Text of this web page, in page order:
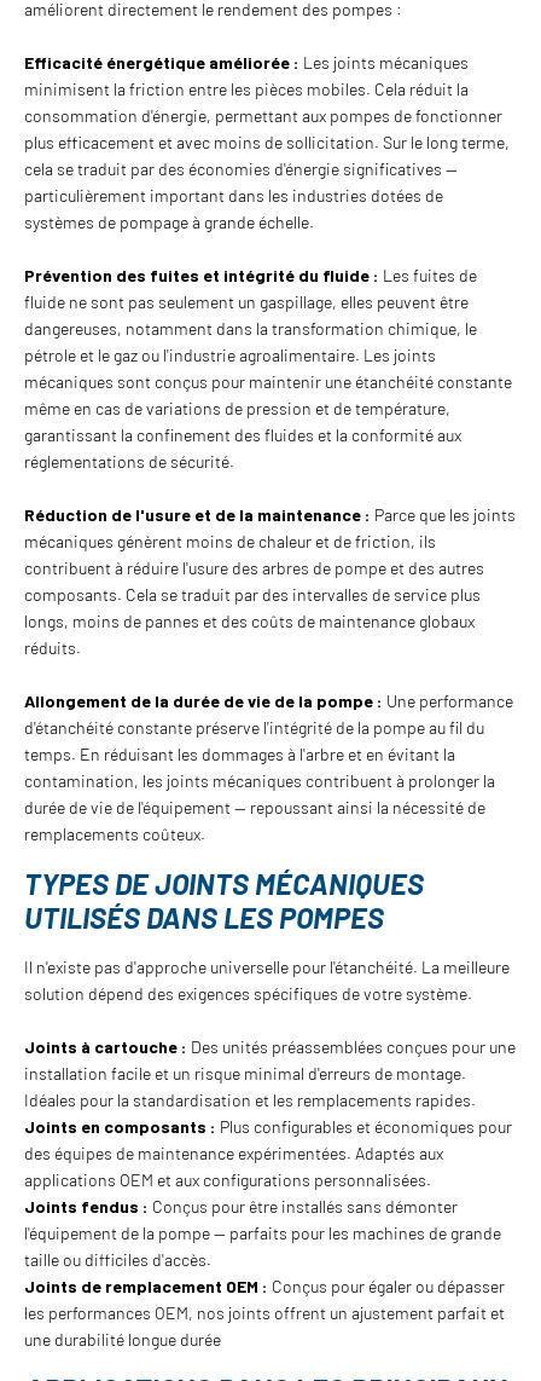
améliorent directement le rendement des pompes :
Efficacité énergétique améliorée : Les joints mécaniques
minimisent la friction entre les pièces mobiles. Cela réduit la
consommation d'énergie, permettant aux pompes de fonctionner
plus efficacement et avec moins de sollicitation. Sur le long terme,
cela se traduit par des économies d'énergie significatives —
particulièrement important dans les industries dotées de
systèmes de pompage à grande échelle.
Prévention des fuites et intégrité du fluide : Les fuites de
fluide ne sont pas seulement un gaspillage, elles peuvent être
dangereuses, notamment dans la transformation chimique, le
pétrole et le gaz ou l'industrie agroalimentaire. Les joints
mécaniques sont conçus pour maintenir une étanchéité constante
même en cas de variations de pression et de température,
garantissant la confinement des fluides et la conformité aux
réglementations de sécurité.
Réduction de l'usure et de la maintenance : Parce que les joints
mécaniques génèrent moins de chaleur et de friction, ils
contribuent à réduire l'usure des arbres de pompe et des autres
composants. Cela se traduit par des intervalles de service plus
longs, moins de pannes et des coûts de maintenance globaux
réduits.
Allongement de la durée de vie de la pompe : Une performance
d'étanchéité constante préserve l'intégrité de la pompe au fil du
temps. En réduisant les dommages à l'arbre et en évitant la
contamination, les joints mécaniques contribuent à prolonger la
durée de vie de l'équipement — repoussant ainsi la nécessité de
remplacements coûteux.
TYPES DE JOINTS MÉCANIQUES
UTILISÉS DANS LES POMPES
Il n'existe pas d'approche universelle pour l'étanchéité. La meilleure
solution dépend des exigences spécifiques de votre système.
Joints à cartouche : Des unités préassemblées conçues pour une
installation facile et un risque minimal d'erreurs de montage.
Idéales pour la standardisation et les remplacements rapides.
Joints en composants : Plus configurables et économiques pour
des équipes de maintenance expérimentées. Adaptés aux
applications OEM et aux configurations personnalisées.
Joints fendus : Conçus pour être installés sans démonter
l'équipement de la pompe — parfaits pour les machines de grande
taille ou difficiles d'accès.
Joints de remplacement OEM : Conçus pour égaler ou dépasser
les performances OEM, nos joints offrent un ajustement parfait et
une durabilité longue durée